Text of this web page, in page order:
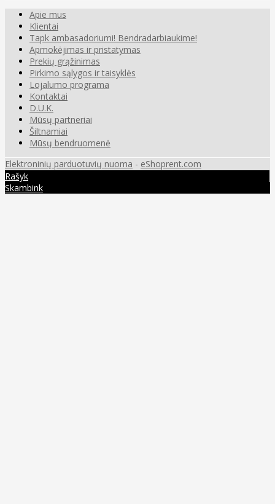
Apie mus
Klientai
Tapk ambasadoriumi! Bendradarbiaukime!
Apmokėjimas ir pristatymas
Prekių grąžinimas
Pirkimo sąlygos ir taisyklės
Lojalumo programa
Kontaktai
D.U.K.
Mūsų partneriai
Šiltnamiai
Mūsų bendruomenė
Elektroninių parduotuvių nuoma - eShoprent.com
Rašyk
Skambink